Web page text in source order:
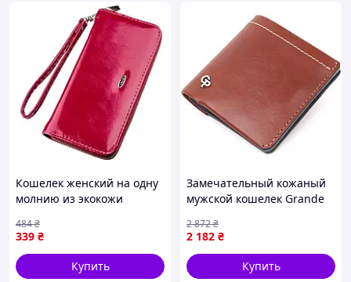
Кошелек женский на одну
молнию из экокожи
Малиновый
339 ₴
484₴
Купить
Замечательный кожаный
мужской кошелек Grande
PTR
2 182 ₴
2 872₴
Купить